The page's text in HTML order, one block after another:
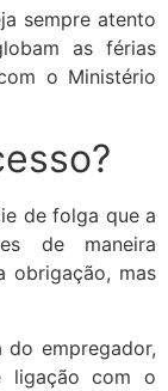
sempre atento
as férias
o Ministério
de folga que a
de maneira
obrigação, mas
empregador,
ligação com o